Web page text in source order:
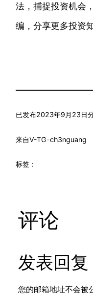
法，捕捉投资机会
编，分享更多投资知
已发布2023年9月23日
来自V-TG-ch3nguang
标签：
评论
发表回复
您的邮箱地址不会被